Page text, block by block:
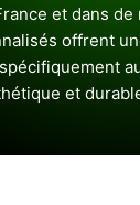
et dans
offrent
et